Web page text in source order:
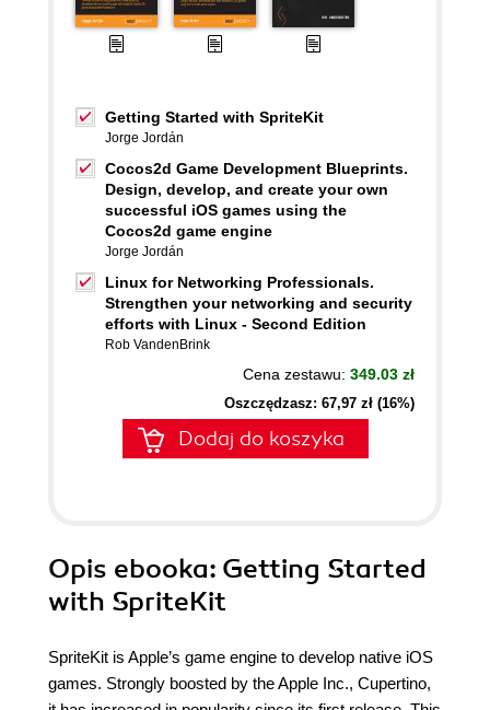
Getting Started with SpriteKit
Jorge Jordán
Cocos2d Game Development Blueprints.
Design, develop, and create your own
successful iOS games using the
Cocos2d game engine
Jorge Jordán
Linux for Networking Professionals.
Strengthen your networking and security
efforts with Linux - Second Edition
Rob VandenBrink
Cena zestawu: 349.03 zł
Oszczędzasz: 67,97 zł (16%)
Dodaj do koszyka
Opis ebooka: Getting Started
with SpriteKit
SpriteKit is Apple’s game engine to develop native iOS
games. Strongly boosted by the Apple Inc., Cupertino,